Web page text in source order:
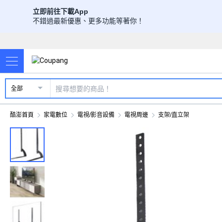
立即前往下載App
不錯過最新優惠、更多功能等著你！
全部
酷澎首頁 家電數位 電視/影音設備 電視周邊 支架/直立架